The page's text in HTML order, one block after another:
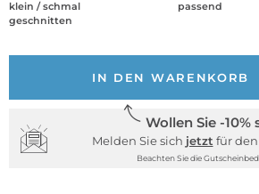
klein / schmal
geschnitten
passend
IN DEN WARENKORB
Wollen Sie -10%
Melden Sie sich jetzt für
Beachten Sie die